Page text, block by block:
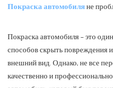
Покраска автомобиляне
Покраска автомобиля – это
способов скрыть повреждения
внешний вид. Однако, не все
качественно и